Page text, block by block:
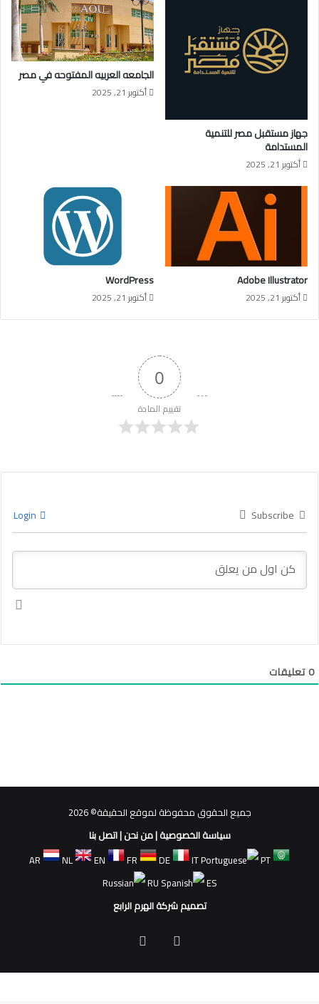
جهاز مستقبل مصر للتنمية
المستدامة
أكتوبر 21, 2025
الجامعه العربيه المفتوحه في مصر
أكتوبر 21, 2025
Adobe Illustrator
أكتوبر 21, 2025
WordPress
أكتوبر 21, 2025
0
تقييم المادة
Subscribe
0تعليقات
جميع الحقوق محفوظة لموقع الحقيقة© 2026
سياسة الخصوصية|من نحن|اتصل بنا
AR
NL EN FR DE IT
PT
RU
ES
تصميم شركة الهرم الرابع
فيسبوك
الموقع